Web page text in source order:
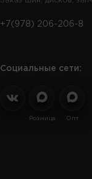
+7(978) 206-206-8
Социальные сети:
Розница Опт